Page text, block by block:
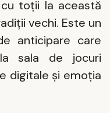
toții la această
vechi. Este un
anticipare care
sala de jocuri
digitale și emoția